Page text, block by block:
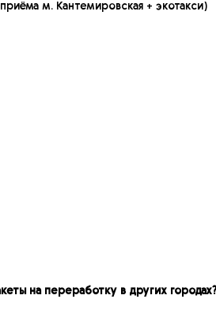
м. Кантемировская + экотакси)
на переработку в других